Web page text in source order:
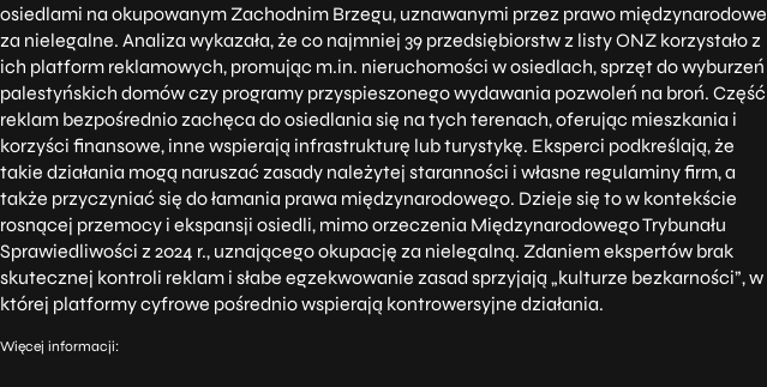
osiedlami na okupowanym Zachodnim Brzegu, uznawanymi przez prawo międzynarodowe
za nielegalne. Analiza wykazała, że co najmniej 39 przedsiębiorstw z listy ONZ korzystało z
ich platform reklamowych, promując m.in. nieruchomości w osiedlach, sprzęt do wyburzeń
palestyńskich domów czy programy przyspieszonego wydawania pozwoleń na broń. Część
reklam bezpośrednio zachęca do osiedlania się na tych terenach, oferując mieszkania i
korzyści finansowe, inne wspierają infrastrukturę lub turystykę. Eksperci podkreślają, że
takie działania mogą naruszać zasady należytej staranności i własne regulaminy firm, a
także przyczyniać się do łamania prawa międzynarodowego. Dzieje się to w kontekście
rosnącej przemocy i ekspansji osiedli, mimo orzeczenia Międzynarodowego Trybunału
Sprawiedliwości z 2024 r., uznającego okupację za nielegalną. Zdaniem ekspertów brak
skutecznej kontroli reklam i słabe egzekwowanie zasad sprzyjają „kulturze bezkarności”, w
której platformy cyfrowe pośrednio wspierają kontrowersyjne działania.
Więcej informacji: